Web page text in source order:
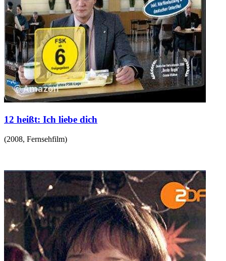
12 heißt: Ich liebe dich
(2008, Fernsehfilm)